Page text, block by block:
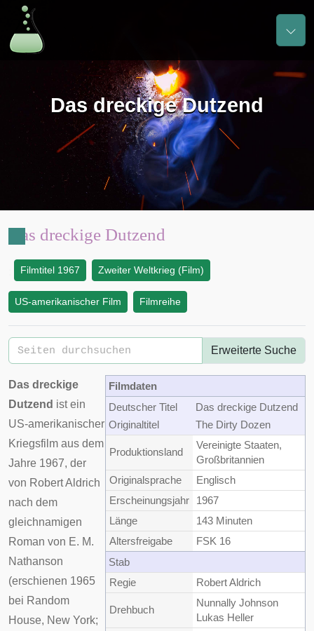
Das dreckige Dutzend
Das dreckige Dutzend
Filmtitel 1967 Zweiter Weltkrieg (Film)
US-amerikanischer Film Filmreihe
Erweiterte Suche
Filmdaten
Deutscher Titel
Das dreckige Dutzend
Originaltitel
The Dirty Dozen
Produktionsland
Vereinigte Staaten,
Großbritannien
Originalsprache
Englisch
Erscheinungsjahr
1967
Länge
143 Minuten
Altersfreigabe
FSK 16
Stab
Regie
Robert Aldrich
Drehbuch
Nunnally Johnson
Lukas Heller
Das dreckige
Dutzend ist ein
US-amerikanischer
Kriegsfilm aus dem
Jahre 1967, der
von Robert Aldrich
nach dem
gleichnamigen
Roman von E. M.
Nathanson
(erschienen 1965
bei Random
House, New York;